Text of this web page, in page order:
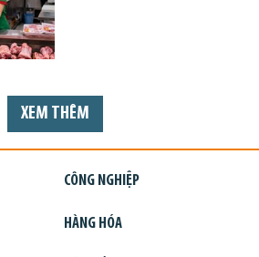
XEM THÊM
CÔNG NGHIỆP
HÀNG HÓA